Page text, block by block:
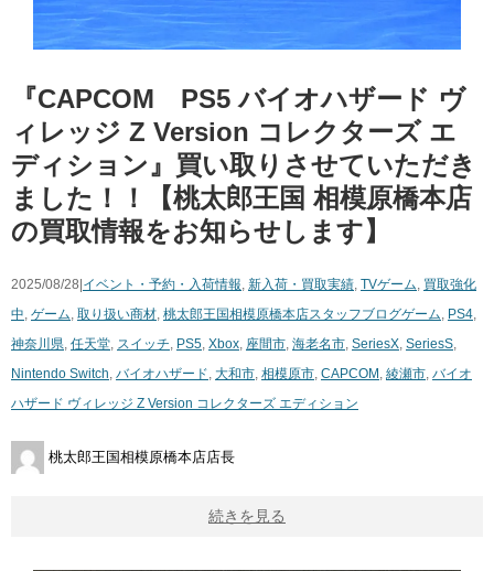
『CAPCOM PS5 ​バイオハザード ​ヴ
ィレッジ ​Z ​Version ​コレクターズ ​エ
ディション』買い取りさせていただき
ました！！【桃太郎王国 相模原橋本店
の買取情報をお知らせします】
2025/08/28| イベント・予約・入荷情報, 新入荷・買取実績, TVゲーム, 買取強化
中, ゲーム, 取り扱い商材, 桃太郎王国相模原橋本店スタッフブログゲーム, PS4,
神奈川県, 任天堂, スイッチ, PS5, Xbox, 座間市, 海老名市, SeriesX, SeriesS,
Nintendo Switch, バイオハザード, 大和市, 相模原市, CAPCOM , 綾瀬市, バイオ
ハザード ​ヴィレッジ ​Z ​Version ​コレクターズ ​エディション
桃太郎王国相模原橋本店店長
続きを見る